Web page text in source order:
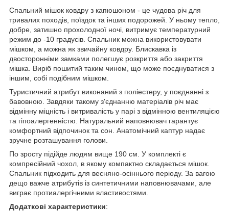
Спальний мішок ковдру з капюшоном - це чудова річ для
тривалих походів, поїздок та інших подорожей. У ньому тепло,
добре, затишно прохолодної ночі, витримує температурний
режим до -10 градусів. Спальник можна використовувати
мішком, а можна як звичайну ковдру. Блискавка із
двосторонніми замками полегшує розкриття або закриття
мішка.
Виріб пошитий таким чином, що може поєднуватися з
іншим, собі подібним мішком.
Туристичний атрибут виконаний з поліестеру, у поєднанні з
бавовною. Завдяки такому з'єднанню матеріалів річ має
відмінну міцність і витривалість у парі з відмінною вентиляцією
та гіпоалергенністю.
Натуральний наповнювач гарантує
комфортний відпочинок та сон. Анатомічний каптур надає
зручне розташування голови.
По зросту підійде людям вище 190 см. У комплекті є
компресійний чохол, в якому компактно складається мішок.
Спальник підходить для весняно-осіннього періоду. За вагою
дещо важче атрибутів із синтетичними наповнювачами, але
виграє протиалергічними властивостями.
Додаткові характеристики: